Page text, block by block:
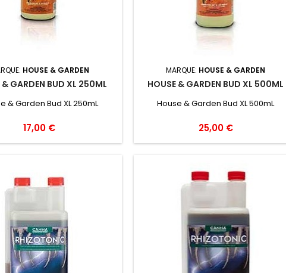
HOUSE & GARDEN
& GARDEN BUD XL 250ML
& Garden Bud XL 250mL
17,00 €
MARQUE: HOUSE & GARDEN
HOUSE & GARDEN BUD XL 500ML
House & Garden Bud XL 500mL
25,00 €